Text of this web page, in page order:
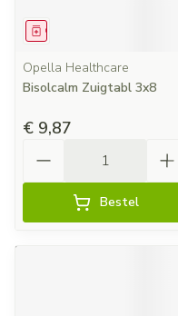
Geneesmiddel
Opella Healthcare
Bisolcalm Zuigtabl 3x8
€ 9,87
Bestel